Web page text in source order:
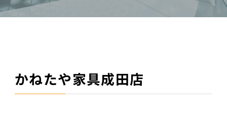
かねたや家具成田店